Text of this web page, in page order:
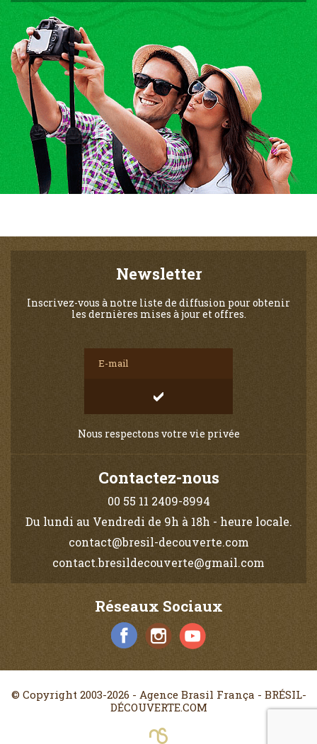
Newsletter
Inscrivez-vous à notre liste de diffusion pour obtenir
les dernières mises à jour et offres.
Nous respectons votre vie privée
Contactez-nous
00 55 11 2409-8994
Du lundi au Vendredi de 9h à 18h - heure locale.
contact@bresil-decouverte.com
contact.bresildecouverte@gmail.com
Réseaux Sociaux
© Copyright 2003-2026 - Agence Brasil França - BRÉSIL-
DÉCOUVERTE.COM